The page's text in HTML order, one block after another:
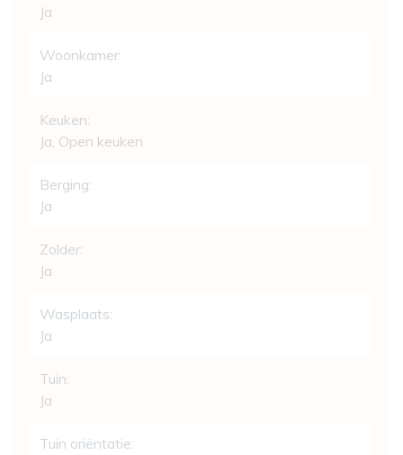
Ja
Woonkamer:
Ja
Keuken:
Ja, Open keuken
Berging:
Ja
Zolder:
Ja
Wasplaats:
Ja
Tuin:
Ja
Tuin oriëntatie: